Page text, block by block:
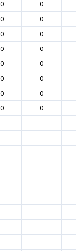
0 0
0 0
0 0
0 0
0 0
0 0
0 0
0 0